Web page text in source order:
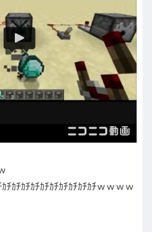
ｶﾁｶﾁｶﾁｶﾁｶﾁｶﾁｶﾁｶﾁｶﾁｗｗｗｗ